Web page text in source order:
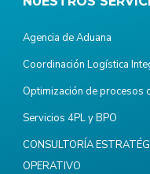
Agencia de Aduana
Coordinación Logística
Optimización de procesos
Servicios 4PL y BPO
CONSULTORÍA
OPERATIVO